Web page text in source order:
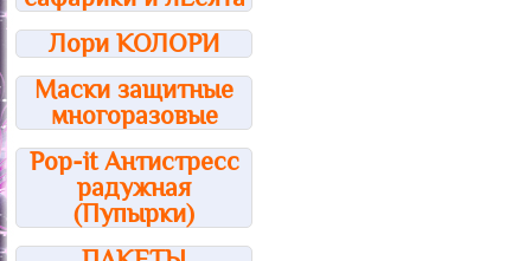
Лори КОЛОРИ
Маски защитные
многоразовые
Pop-it Антистресс
радужная
(Пупырки)